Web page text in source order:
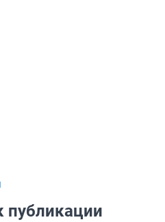
публикации